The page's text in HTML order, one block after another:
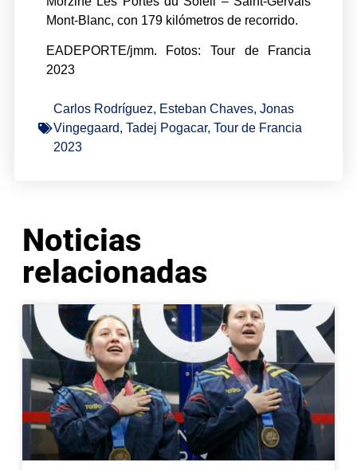
Mont-Blanc, con 179 kilómetros de recorrido.
EADEPORTE/jmm. Fotos: Tour de Francia
2023
Carlos Rodríguez, Esteban Chaves, Jonas
Vingegaard, Tadej Pogacar, Tour de Francia
2023
Noticias
relacionadas